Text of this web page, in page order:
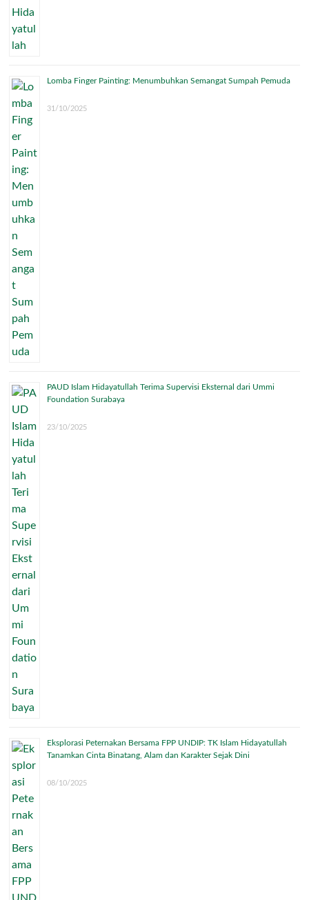
Lomba Finger Painting: Menumbuhkan Semangat Sumpah Pemuda
31/10/2025
PAUD Islam Hidayatullah Terima Supervisi Eksternal dari Ummi
Foundation Surabaya
23/10/2025
Eksplorasi Peternakan Bersama FPP UNDIP: TK Islam Hidayatullah
Tanamkan Cinta Binatang, Alam dan Karakter Sejak Dini
08/10/2025